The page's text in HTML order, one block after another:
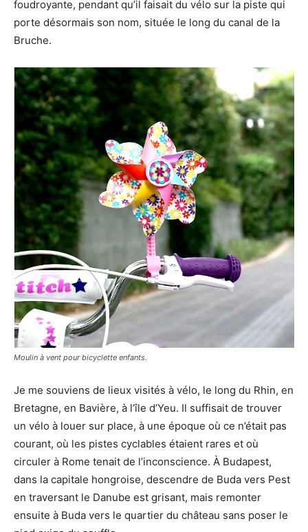
foudroyante, pendant qu’il faisait du vélo sur la piste qui
porte désormais son nom, située le long du canal de la
Bruche.
Moulin à vent pour bicyclette enfants.
Je me souviens de lieux visités à vélo, le long du Rhin, en
Bretagne, en Bavière, à l’île d’Yeu. Il suffisait de trouver
un vélo à louer sur place, à une époque où ce n’était pas
courant, où les pistes cyclables étaient rares et où
circuler à Rome tenait de l’inconscience. À Budapest,
dans la capitale hongroise, descendre de Buda vers Pest
en traversant le Danube est grisant, mais remonter
ensuite à Buda vers le quartier du château sans poser le